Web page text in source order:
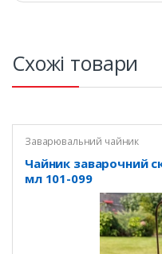
Схожі товари
Заварювальний чайник
Чайник заварочний
мл 101-099